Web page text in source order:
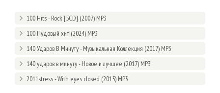
100 Hits - Rock [5CD] (2007) MP3
100 Пудовый хит (2024) MP3
140 Ударов В Минуту - Музыкальная Коллекция (2017) MP3
140 ударов в минуту - Новое и лучшее (2017) MP3
2011stress - With eyes closed (2015) MP3